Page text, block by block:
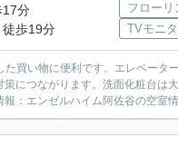
17分
徒歩19分
フローリ
TVモニ
買い物に便利です。エレベータ
につながります。洗面化粧台は
：エンゼルハイム阿佐谷の空室